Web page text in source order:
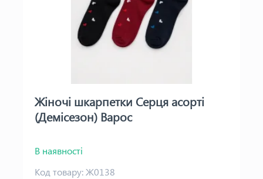
Жіночі шкарпетки Серця асорті
(Демісезон) Варос
В наявності
Код товару:Ж0138